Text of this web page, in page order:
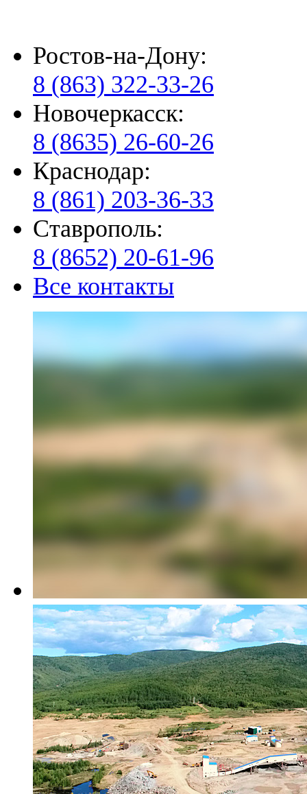
Ростов-на-Дону:
8 (863) 322-33-26
Новочеркасск:
8 (8635) 26-60-26
Краснодар:
8 (861) 203-36-33
Ставрополь:
8 (8652) 20-61-96
Все контакты